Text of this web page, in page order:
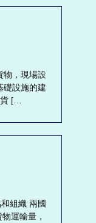
物，現場設
礎設施的建
[…
組織 兩國
運輸量，